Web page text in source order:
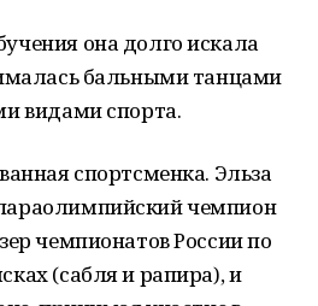
она долго искала
бальными танцами
видами спорта.
спортсменка. Эльза
чемпион
чемпионатов России по
(сабля и рапира), и